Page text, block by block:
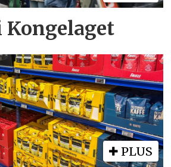
Kongelaget
PLUS